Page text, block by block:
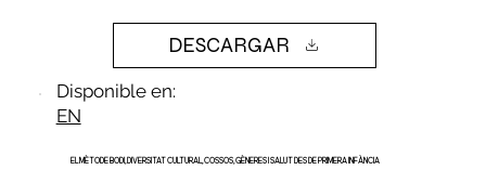
DESCARGAR
Disponible en:
EN
EL MÈTODE BODI, DIVERSITAT CULTURAL, COSSOS, GÈNERES I SALUT DES DE PRIMERA INFÀNCIA